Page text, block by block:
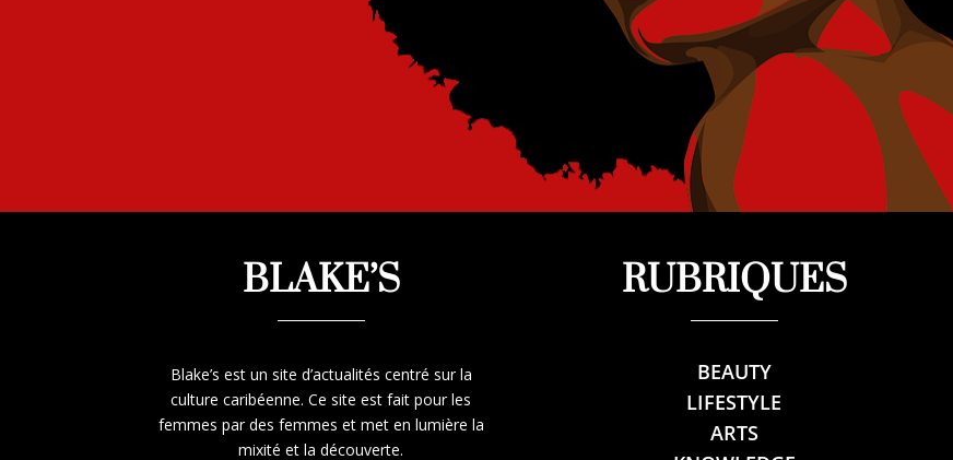
BLAKE’S
Blake’s est un site d’actualités centré sur la
culture caribéenne. Ce site est fait pour les
femmes par des femmes et met en lumière la
mixité et la découverte.
RUBRIQUES
BEAUTY
LIFESTYLE
ARTS